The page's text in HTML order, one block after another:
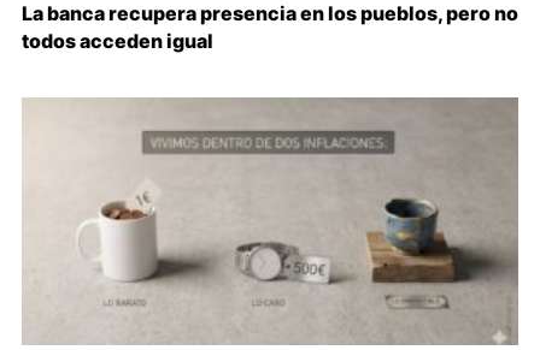
La banca recupera presencia en los pueblos, pero no
todos acceden igual